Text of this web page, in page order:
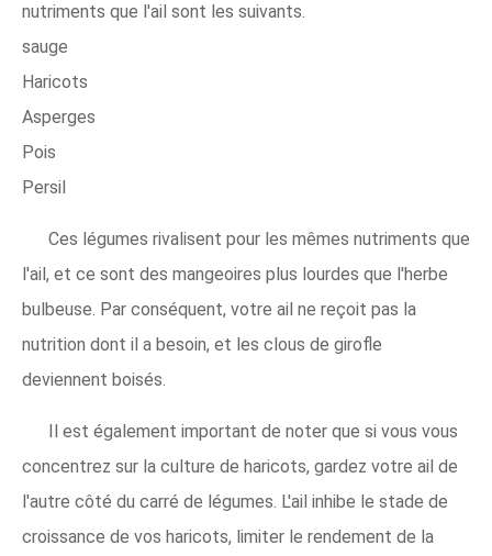
nutriments que l'ail sont les suivants.
sauge
Haricots
Asperges
Pois
Persil
Ces légumes rivalisent pour les mêmes nutriments que
l'ail, et ce sont des mangeoires plus lourdes que l'herbe
bulbeuse. Par conséquent, votre ail ne reçoit pas la
nutrition dont il a besoin, et les clous de girofle
deviennent boisés.
Il est également important de noter que si vous vous
concentrez sur la culture de haricots, gardez votre ail de
l'autre côté du carré de légumes. L'ail inhibe le stade de
croissance de vos haricots, limiter le rendement de la